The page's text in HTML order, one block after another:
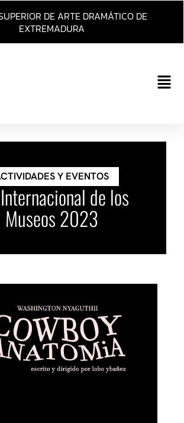
DE ARTE DRAMÁTICO DE
EXTREMADURA
Main
Y EVENTOS
de los
Museos 2023